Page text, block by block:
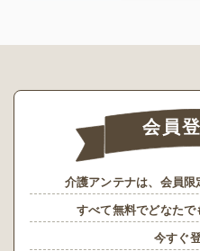
会員
介護アンテナは、会員限
すべて無料でどなたで
今すぐ